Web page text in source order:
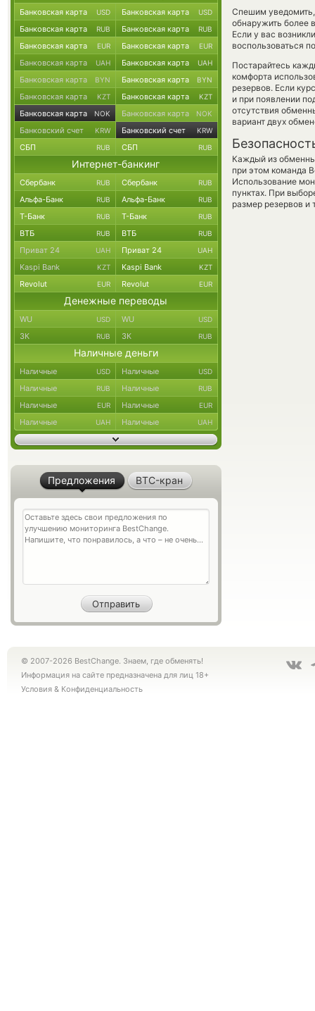
Спешим
обнаружить более
Если у вас
воспользоваться
Постарайтесь
комфорта
резервов. Если
и при появлении
отсутствия
вариант двух
Каждый из
при этом команда
Использование
пунктах. При
размер резервов и
Банковская карта USD Банковская карта USD
Банковская карта RUB Банковская карта RUB
Банковская карта EUR Банковская карта EUR
Банковская карта UAH Банковская карта UAH
Банковская карта BYN Банковская карта BYN
Банковская карта KZT Банковская карта KZT
Банковская карта NOK Банковская карта NOK
Банковский счет KRW Банковский счет KRW
СБП RUB СБП RUB
Интернет-банкинг
Сбербанк RUB Сбербанк RUB
Альфа-Банк RUB Альфа-Банк RUB
Т-Банк RUB Т-Банк RUB
ВТБ RUB ВТБ RUB
Приват 24 UAH Приват 24 UAH
Kaspi Bank KZT Kaspi Bank KZT
Revolut EUR Revolut EUR
Денежные переводы
WU USD WU USD
ЗК RUB ЗК RUB
Наличные деньги
Наличные USD Наличные USD
Наличные RUB Наличные RUB
Наличные EUR Наличные EUR
Наличные UAH Наличные UAH
Предложения BTC-кран
© 2007-2026 BestChange. Знаем, где обменять!
Информация на сайте предназначена для лиц 18+
Условия & Конфиденциальность